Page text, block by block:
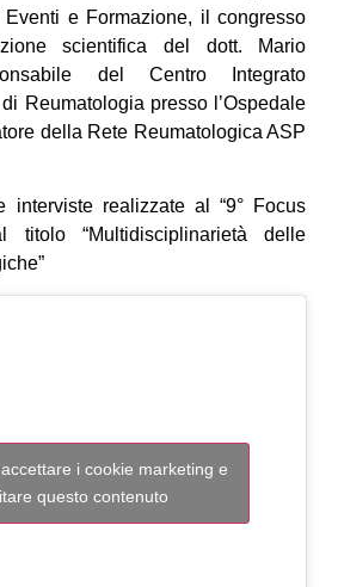
e Formazione, il congresso
scientifica del dott. Mario
del Centro Integrato
Reumatologia presso l’Ospedale
della Rete Reumatologica ASP
interviste realizzate al “9° Focus
titolo “Multidisciplinarietà delle
i cookie marketing e
questo contenuto